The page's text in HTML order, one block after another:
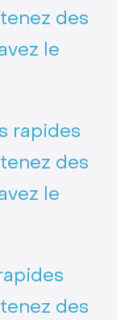
des
le
rapides
des
le
des